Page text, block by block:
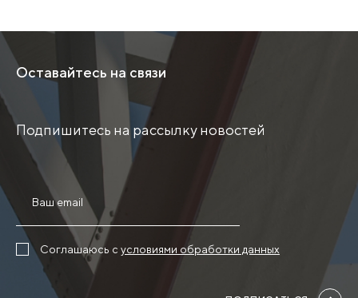
Оставайтесь на связи
Подпишитесь на рассылку новостей
Соглашаюсь с условиями обработки данных